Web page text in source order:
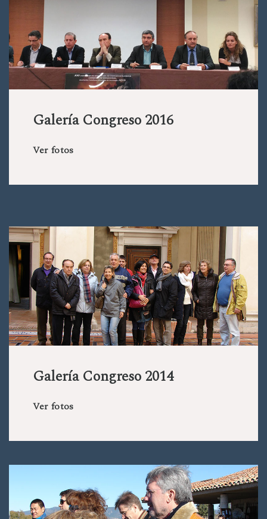
Galería Congreso 2016
Ver fotos
Galería Congreso 2014
Ver fotos